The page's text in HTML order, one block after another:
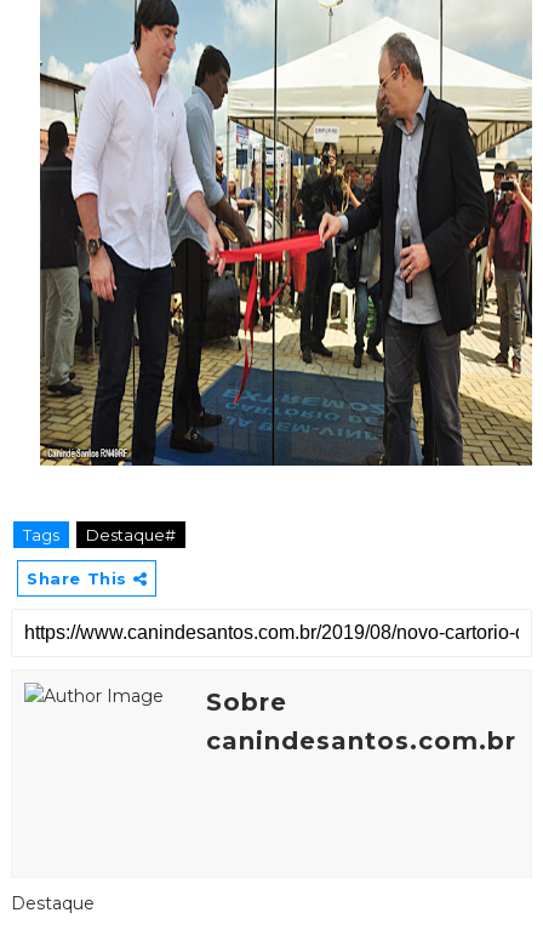
Tags Destaque#
Share This
Sobre
canindesantos.com.br
Destaque